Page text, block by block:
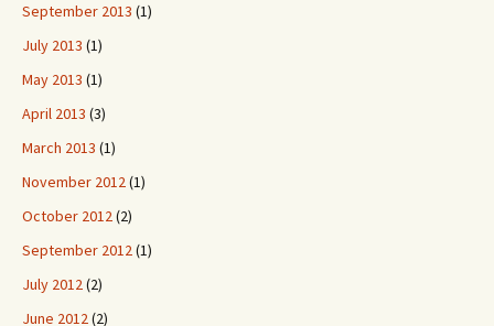
September 2013 (1)
July 2013 (1)
May 2013 (1)
April 2013 (3)
March 2013 (1)
November 2012(1)
October 2012(2)
September 2012(1)
July 2012(2)
June 2012(2)